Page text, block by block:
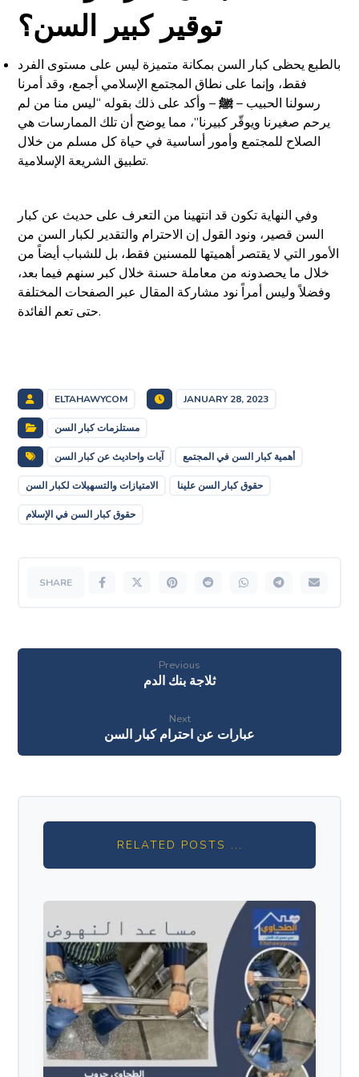
توقير كبير السن؟
بالطبع يحظى كبار السن بمكانة متميزة ليس على مستوى الفرد
فقط، وإنما على نطاق المجتمع الإسلامي أجمع، وقد أمرنا
رسولنا الحبيب –ﷺ– وأكد على ذلك بقوله “ليس منا من لم
يرحم صغيرنا ويوقّر كبيرنا”، مما يوضح أن تلك الممارسات هي
الصلاح للمجتمع وأمور أساسية في حياة كل مسلم من خلال
تطبيق الشريعة الإسلامية.
وفي النهاية تكون قد انتهينا من التعرف على حديث عن كبار
السن قصير، ونود القول إن الاحترام والتقدير لكبار السن من
الأمور التي لا يقتصر أهميتها للمسنين فقط، بل للشباب أيضاً من
خلال ما يحصدونه من معاملة حسنة خلال كبر سنهم فيما بعد،
وفضلاً وليس أمراً نود مشاركة المقال عبر الصفحات المختلفة
حتى تعم الفائدة.
ELTAHAWYCOM JANUARY 28, 2023
مستلزمات كبار السن
آيات واحاديث عن كبار السن أهمية كبار السن في المجتمع
الامتيازات والتسهيلات لكبار السن حقوق كبار السن علينا
حقوق كبار السن في الإسلام
Previous
ثلاجة بنك الدم
Next
عبارات عن احترام كبار السن
RELATED POSTS ...